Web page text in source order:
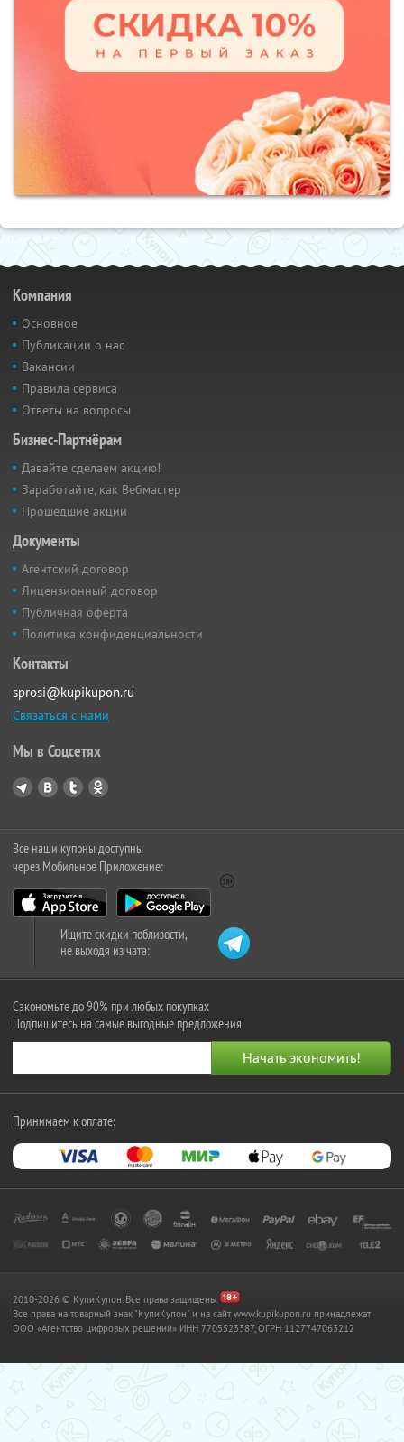
Компания
Основное
Публикации о нас
Вакансии
Правила сервиса
Ответы на вопросы
Бизнес-Партнёрам
Давайте сделаем акцию!
Заработайте, как Вебмастер
Прошедшие акции
Документы
Агентский договор
Лицензионный договор
Публичная оферта
Политика конфиденциальности
Контакты
sprosi@kupikupon.ru
Связаться с нами
Мы в Соцсетях
Все наши купоны доступны
через Мобильное Приложение:
Ищите скидки поблизости,
не выходя из чата:
Сэкономьте до 90% при любых покупках
Подпишитесь на самые выгодные предложения
Принимаем к оплате:
2010-2026 © КупиКупон. Все права защищены.
Все права на товарный знак "КупиКупон" и на сайт www.kupikupon.ru принадлежат
OOO «Агентство цифровых решений» ИНН 7705523387, ОГРН 1127747063212